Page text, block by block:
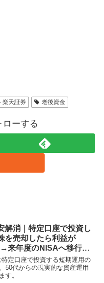
楽天証券 老後資金
ローする
解消｜特定口座で投資し
を売却したら利益が
来年度のNISAへ移行決
特定口座で投資する短期運用の
50代からの現実的な資産運用
す。